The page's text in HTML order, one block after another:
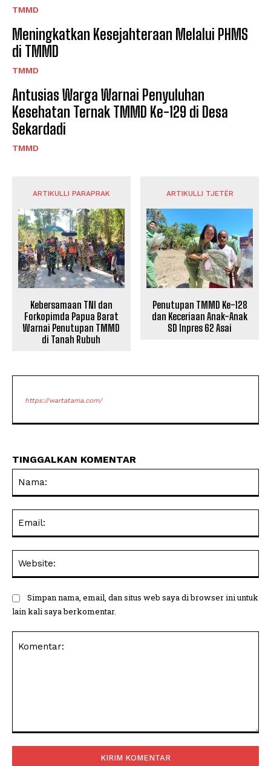
TMMD
Meningkatkan Kesejahteraan Melalui PHMS
di TMMD
TMMD
Antusias Warga Warnai Penyuluhan
Kesehatan Ternak TMMD Ke-129 di Desa
Sekardadi
TMMD
ARTIKULLI PARAPRAK
Kebersamaan TNI dan
Forkopimda Papua Barat
Warnai Penutupan TMMD
di Tanah Rubuh
ARTIKULLI TJETËR
Penutupan TMMD Ke-128
dan Keceriaan Anak-Anak
SD Inpres 62 Asai
https://wartatama.com/
TINGGALKAN KOMENTAR
Simpan nama, email, dan situs web saya di browser ini untuk
lain kali saya berkomentar.